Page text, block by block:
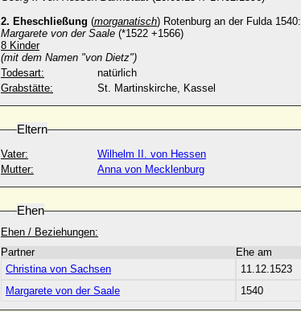
2. Eheschließung (morganatisch) Rotenburg an der Fulda 1540:
Margarete von der Saale (*1522 +1566)
8 Kinder
(mit dem Namen "von Dietz")
Todesart:
natürlich
Grabstätte:
St. Martinskirche, Kassel
Eltern
Vater:
Wilhelm II. von Hessen
Mutter:
Anna von Mecklenburg
Ehen
Ehen / Beziehungen:
Partner
Ehe am
Christina von Sachsen
11.12.1523
Margarete von der Saale
1540